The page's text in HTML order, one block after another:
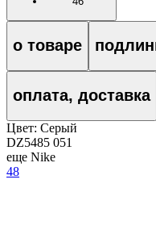
о товаре
оплата, доставка
Цвет: Серый
DZ5485 051
еще Nike
48